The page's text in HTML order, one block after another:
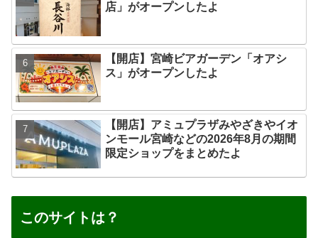
店」がオープンしたよ
【開店】宮崎ビアガーデン「オアシ
ス」がオープンしたよ
【開店】アミュプラザみやざきやイオ
ンモール宮崎などの2026年8月の期間
限定ショップをまとめたよ
このサイトは？